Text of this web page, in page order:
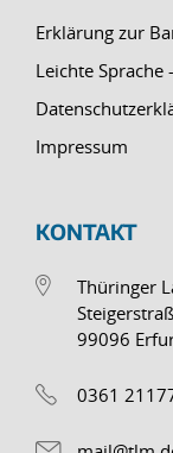
Erklärung zur
Leichte Sprache
Impressum
KONTAKT
Thüringer
99096
0361